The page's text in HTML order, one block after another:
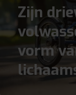
Zijn
vorm